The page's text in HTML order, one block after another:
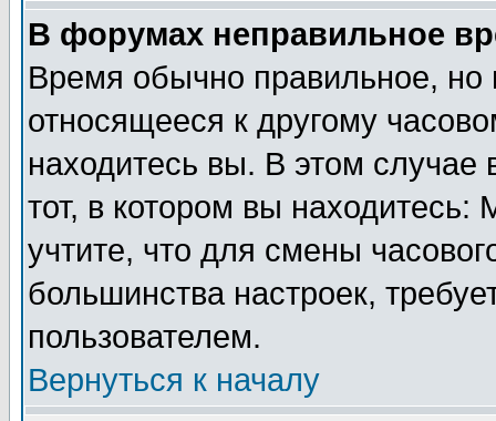
В форумах неправильное
Время обычно правильное,
относящееся к другому
находитесь вы. В этом
тот, в котором вы
учтите, что для смены
большинства настроек,
пользователем.
Вернуться к началу